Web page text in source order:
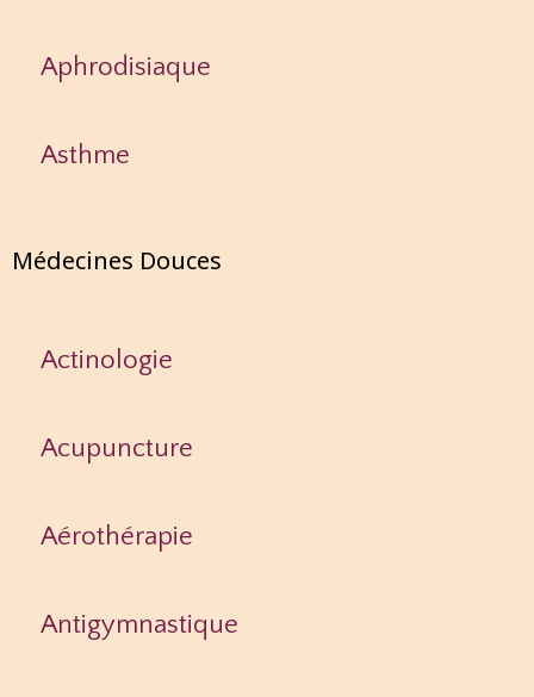
Aphrodisiaque
Asthme
Médecines Douces
Actinologie
Acupuncture
Aérothérapie
Antigymnastique